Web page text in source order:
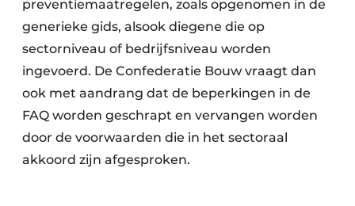
preventiemaatregelen, zoals opgenomen in de
generieke gids, alsook diegene die op
sectorniveau of bedrijfsniveau worden
ingevoerd. De Confederatie Bouw vraagt dan
ook met aandrang dat de beperkingen in de
FAQ worden geschrapt en vervangen worden
door de voorwaarden die in het sectoraal
akkoord zijn afgesproken.